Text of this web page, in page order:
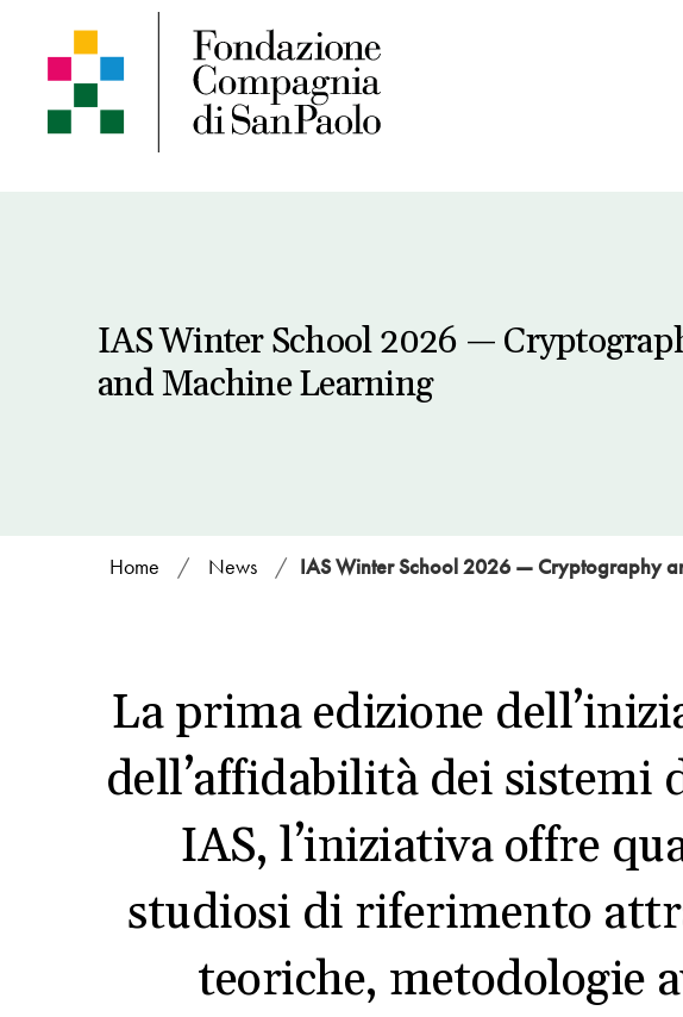
IAS Winter School 2026 —
and Machine Learning
Home / News / IAS Winter School 2026 — Cryptography
La prima edizione
dell’affidabilità dei sistemi
IAS, l’iniziativa offre
studiosi di riferimento
teoriche, metodologie